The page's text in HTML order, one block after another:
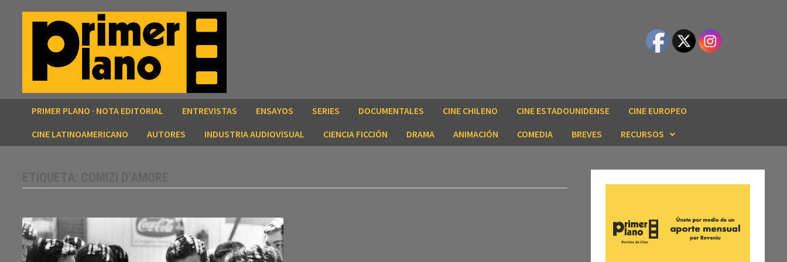
PRIMER PLANO · NOTA EDITORIAL ENTREVISTAS ENSAYOS SERIES DOCUMENTALES CINE CHILENO CINE ESTADOUNIDENSE
CINE EUROPEO
CINE LATINOAMERICANO
AUTORES INDUSTRIA AUDIOVISUAL CIENCIA FICCIÓN DRAMA ANIMACIÓN COMEDIA BREVES RECURSOS